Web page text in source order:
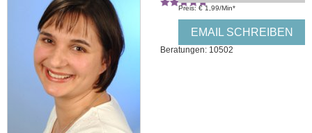
Preis: € 1,99/Min*
EMAIL SCHREIBEN
Beratungen: 10502